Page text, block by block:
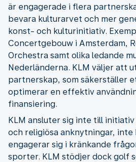
är engagerade i flera
bevara kulturarvet och mer
konst- och kulturinitiativ.
Concertgebouw i Amsterdam,
Orchestra samt olika ledande
Nederländerna. KLM väljer att
partnerskap, som säkerställer
optimerar en effektiv
finansiering.
KLM ansluter sig inte till
och religiösa anknytningar, inte
engagerar sig i kränkande
sporter. KLM stödjer dock golf